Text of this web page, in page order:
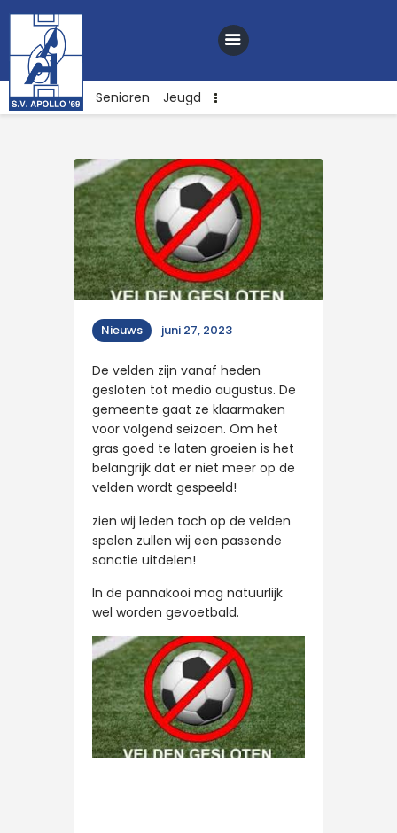
Senioren Jeugd
Nieuws
Club
Sponsoren
Webshop
Vacatures
Lid worden
Nieuws juni 27, 2023
De velden zijn vanaf heden
gesloten tot medio augustus. De
gemeente gaat ze klaarmaken
voor volgend seizoen. Om het
gras goed te laten groeien is het
belangrijk dat er niet meer op de
velden wordt gespeeld!
zien wij leden toch op de velden
spelen zullen wij een passende
sanctie uitdelen!
In de pannakooi mag natuurlijk
wel worden gevoetbald.